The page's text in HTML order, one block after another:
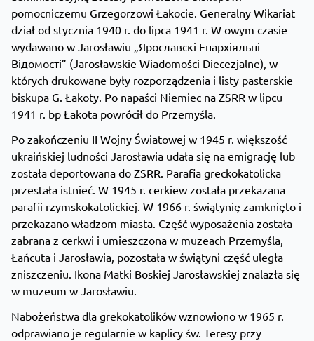
pomocniczemu Grzegorzowi Łakocie. Generalny Wikariat
dział od stycznia 1940 r. do lipca 1941 r. W owym czasie
wydawano w Jarosławiu „Ярославскі Епархіяльні
Відомості” (Jarosławskie Wiadomości Diecezjalne), w
których drukowane były rozporządzenia i listy pasterskie
biskupa G. Łakoty. Po napaści Niemiec na ZSRR w lipcu
1941 r. bp Łakota powrócił do Przemyśla.
Po zakończeniu II Wojny Światowej w 1945 r. większość
ukraińskiej ludności Jarosławia udała się na emigrację lub
została deportowana do ZSRR. Parafia greckokatolicka
przestała istnieć. W 1945 r. cerkiew została przekazana
parafii rzymskokatolickiej. W 1966 r. świątynię zamknięto i
przekazano władzom miasta. Część wyposażenia została
zabrana z cerkwi i umieszczona w muzeach Przemyśla,
Łańcuta i Jarosławia, pozostała w świątyni część uległa
zniszczeniu. Ikona Matki Boskiej Jarosławskiej znalazła się
w muzeum w Jarosławiu.
Nabożeństwa dla grekokatolików wznowiono w 1965 r.
odprawiano je regularnie w kaplicy św. Teresy przy